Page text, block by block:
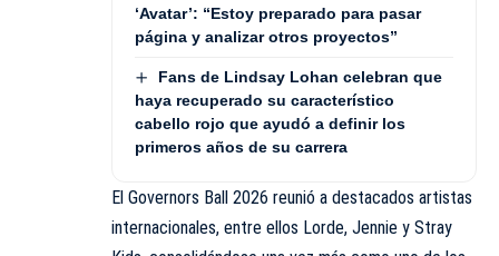
‘Avatar’: “Estoy preparado para pasar
página y analizar otros proyectos”
Fans de Lindsay Lohan celebran que
haya recuperado su característico
cabello rojo que ayudó a definir los
primeros años de su carrera
El Governors Ball 2026 reunió a destacados artistas
internacionales, entre ellos Lorde, Jennie y Stray